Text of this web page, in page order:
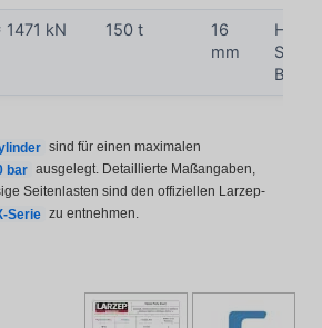
1471 kN 150 t
16
mm
Serie
sind für einen maximalen
bar ausgelegt. Detaillierte Maßangaben,
Seitenlasten sind den offiziellen Larzep-
Serie zu entnehmen.